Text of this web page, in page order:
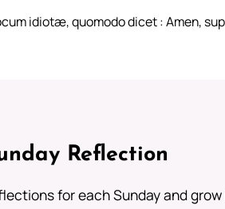
idiotæ, quomodo dicet : Amen,
Reflection
for each Sunday and